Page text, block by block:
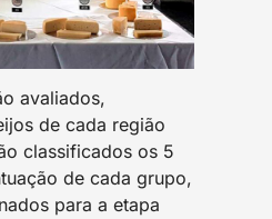
avaliados,
de cada região
classificados os 5
de cada grupo,
para a etapa